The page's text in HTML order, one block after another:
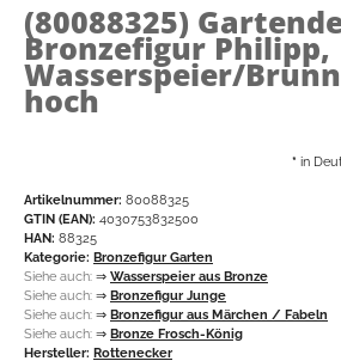
(80088325)
Bronzefigur Philipp,
Wasserspeier/
hoch
* in
Artikelnummer: 80088325
GTIN (EAN): 4030753832500
HAN: 88325
Kategorie: Bronzefigur Garten
Siehe auch: ⇒ Wasserspeier aus Bronze
Siehe auch: ⇒ Bronzefigur Junge
Siehe auch: ⇒ Bronzefigur aus Märchen / Fabeln
Siehe auch: ⇒ Bronze Frosch-König
Hersteller: Rottenecker